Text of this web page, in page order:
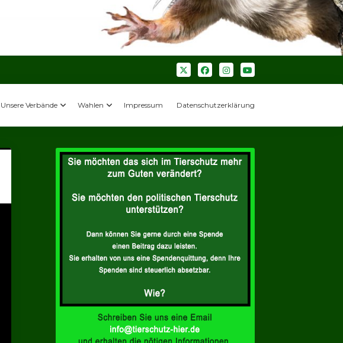
Unsere Verbände Wahlen Impressum Datenschutzerklärung